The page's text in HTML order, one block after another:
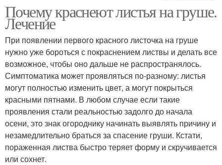
Осенние листы Пупырышки на листьях
Груши для сада Груши по регионам
Осенние груши Светлые листы
Почему краснеют листья на груше.
Лечение
При появлении первого красного листочка на груше
нужно уже бороться с покраснением листвы и делать все
возможное, чтобы оно дальше не распространялось.
Симптоматика может проявляться по-разному: листья
могут полностью изменить цвет, а могут покрыться
красными пятнами. В любом случае если такие
проявления стали реальностью задолго до начала
осени, это знак огороднику начинать выявлять причину и
незамедлительно браться за спасение груши. Кстати,
пораженная листва быстро теряет форму и скручивается
или сохнет.